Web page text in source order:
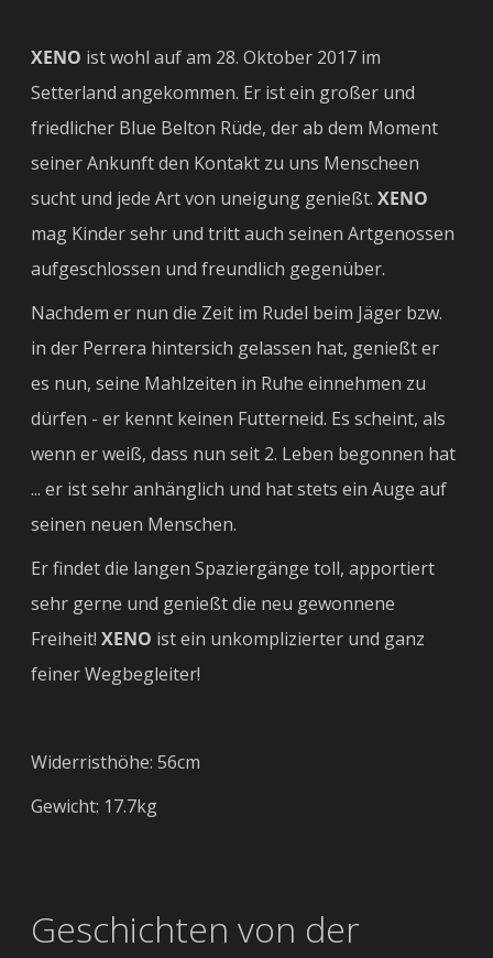
XENO ist wohl auf am 28. Oktober 2017 im
Setterland angekommen. Er ist ein großer und
friedlicher Blue Belton Rüde, der ab dem Moment
seiner Ankunft den Kontakt zu uns Menscheen
sucht und jede Art von uneigung genießt.XENO
mag Kinder sehr und tritt auch seinen Artgenossen
aufgeschlossen und freundlich gegenüber.
Nachdem er nun die Zeit im Rudel beim Jäger bzw.
in der Perrera hintersich gelassen hat, genießt er
es nun, seine Mahlzeiten in Ruhe einnehmen zu
dürfen - er kennt keinen Futterneid. Es scheint, als
wenn er weiß, dass nun seit 2. Leben begonnen hat
... er ist sehr anhänglich und hat stets ein Auge auf
seinen neuen Menschen.
Er findet die langen Spaziergänge toll, apportiert
sehr gerne und genießt die neu gewonnene
Freiheit!XENO ist ein unkomplizierter und ganz
feiner Wegbegleiter!
Widerristhöhe: 56cm
Gewicht: 17.7kg
Geschichten von der